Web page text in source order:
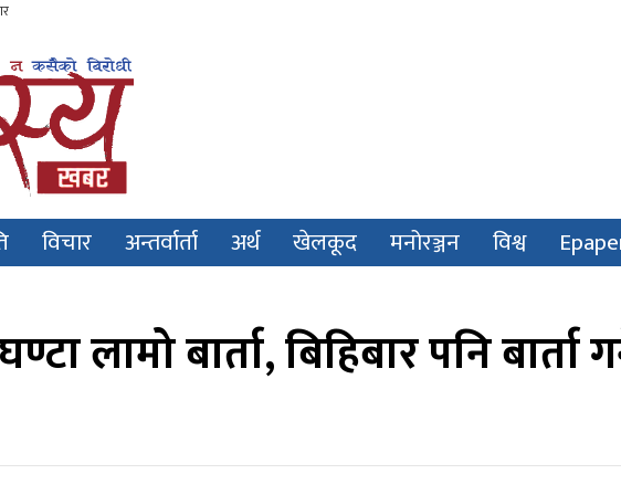
विचार अन्तर्वार्ता अर्थ खेलकूद मनोरञ्जन विश्व
लामो बार्ता, बिहिबार पनि बार्ता